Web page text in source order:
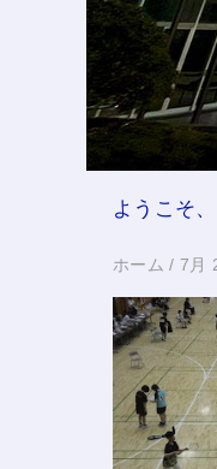
ようこそ
ホーム /7月